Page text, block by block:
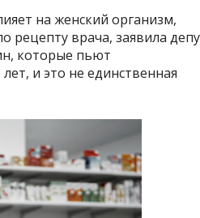
на женский организм,
рецепту врача, заявила
которые пьют
и это не единственная